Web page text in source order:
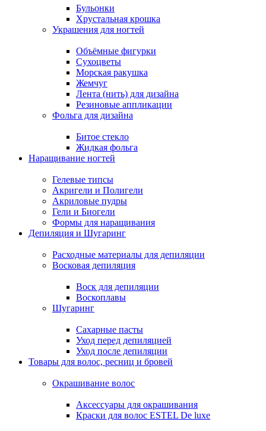
Бульонки
Хрустальная крошка
Украшения для ногтей
Объёмные фигурки
Сухоцветы
Морская ракушка
Жемчуг
Лента (нить) для дизайна
Резиновые аппликации
Фольга для дизайна
Битое стекло
Жидкая фольга
Наращивание ногтей
Гелевые типсы
Акригели и Полигели
Акриловые пудры
Гели и Биогели
Формы для наращивания
Депиляция и Шугаринг
Расходные материалы для депиляции
Восковая депиляция
Воск для депиляции
Воскоплавы
Шугаринг
Сахарные пасты
Уход перед депиляцией
Уход после депиляции
Товары для волос, ресниц и бровей
Окрашивание волос
Аксессуары для окрашивания
Краски для волос ESTEL De luxe